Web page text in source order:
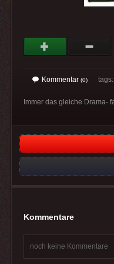
Kommentar (0)
Immer das gleiche Drama-
Kommentare
noch keine Kommentare